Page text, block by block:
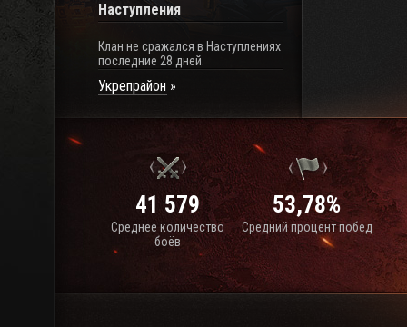
Наступления
Клан не сражался в Наступлениях
последние 28 дней.
Укрепрайон
41 579
Среднее количество
боёв
53,78%
Средний процент побед